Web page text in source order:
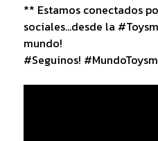
** Estamos conectados
sociales...desde la
mundo!
#Seguinos!